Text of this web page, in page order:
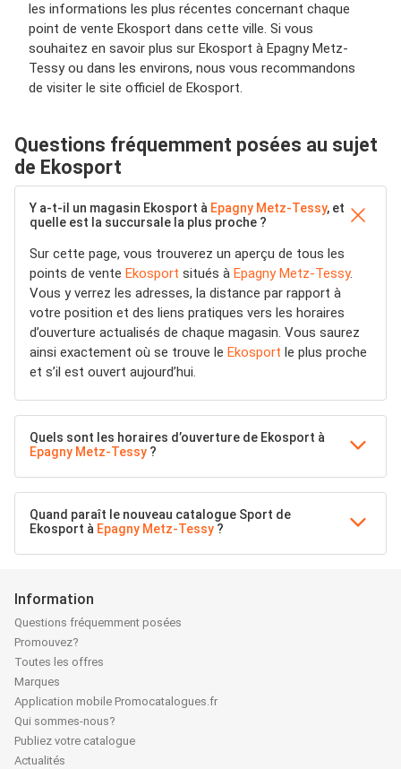
les informations les plus récentes concernant chaque
point de vente Ekosport dans cette ville. Si vous
souhaitez en savoir plus sur Ekosport à Epagny Metz-
Tessy ou dans les environs, nous vous recommandons
de visiter le site officiel de Ekosport.
Questions fréquemment posées au sujet
de Ekosport
Y a-t-il un magasin Ekosport à Epagny Metz-Tessy, et
quelle est la succursale la plus proche ?
Sur cette page, vous trouverez un aperçu de tous les
points de vente Ekosport situés à Epagny Metz-Tessy.
Vous y verrez les adresses, la distance par rapport à
votre position et des liens pratiques vers les horaires
d’ouverture actualisés de chaque magasin. Vous saurez
ainsi exactement où se trouve le Ekosport le plus proche
et s’il est ouvert aujourd’hui.
Quels sont les horaires d’ouverture de Ekosport à
Epagny Metz-Tessy ?
Quand paraît le nouveau catalogue Sport de
Ekosport à Epagny Metz-Tessy ?
Information
Questions fréquemment posées
Promouvez?
Toutes les offres
Marques
Application mobile Promocatalogues.fr
Qui sommes-nous?
Publiez votre catalogue
Actualités